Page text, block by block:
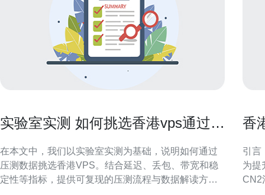
实验室实测 如何挑选香港vps通过压
在本文中，我们以实验室实测为基础，说明如何通过
压测数据挑选香港VPS。结合延迟、丢包、带宽和稳
定性等指标，提供可复现的压测流程与数据解读方
香
引言
为提
CN2